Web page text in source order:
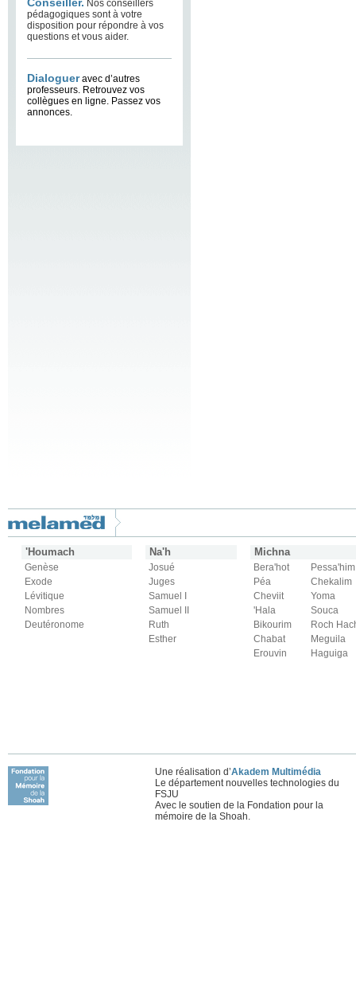
Nos conseillers
pédagogiques sont à votre
disposition pour répondre à vos
questions et vous aider.
Dialogueravec d’autres
professeurs. Retrouvez vos
collègues en ligne. Passez vos
annonces.
'Houmach
Genèse
Exode
Lévitique
Nombres
Deutéronome
Na'h
Josué
Juges
Samuel I
Samuel II
Ruth
Esther
Michna
Bera'hot
Péa
Cheviit
'Hala
Bikourim
Chabat
Erouvin
Pessa'him
Chekalim
Yoma
Souca
Roch
Meguila
Haguiga
Une réalisation d’Akadem Multimédia
Le département nouvelles technologies du
FSJU
Avec le soutien de la Fondation pour la
mémoire de la Shoah.